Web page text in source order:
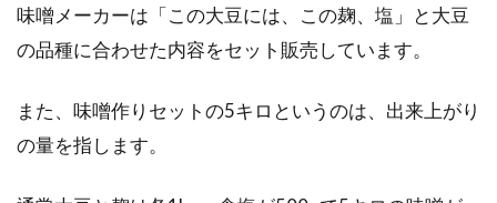
食生活改善と無理のないダイエット
味噌メーカーは「この大豆には、この麹、塩」と大豆
の品種に合わせた内容をセット販売しています。
また、味噌作りセットの5キロというのは、出来上がり
の量を指します。